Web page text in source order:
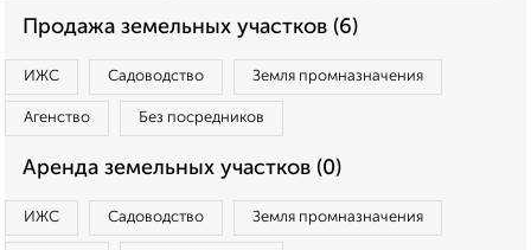
Продажа земельных участков (6)
ИЖС Садоводство Земля промназначения
Агенство Без посредников
Аренда земельных участков (0)
ИЖС Садоводство Земля промназначения